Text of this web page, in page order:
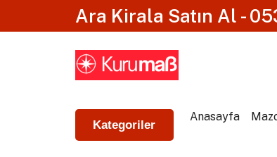
Ara Kirala Satın Al -
Kategoriler
Anasayfa